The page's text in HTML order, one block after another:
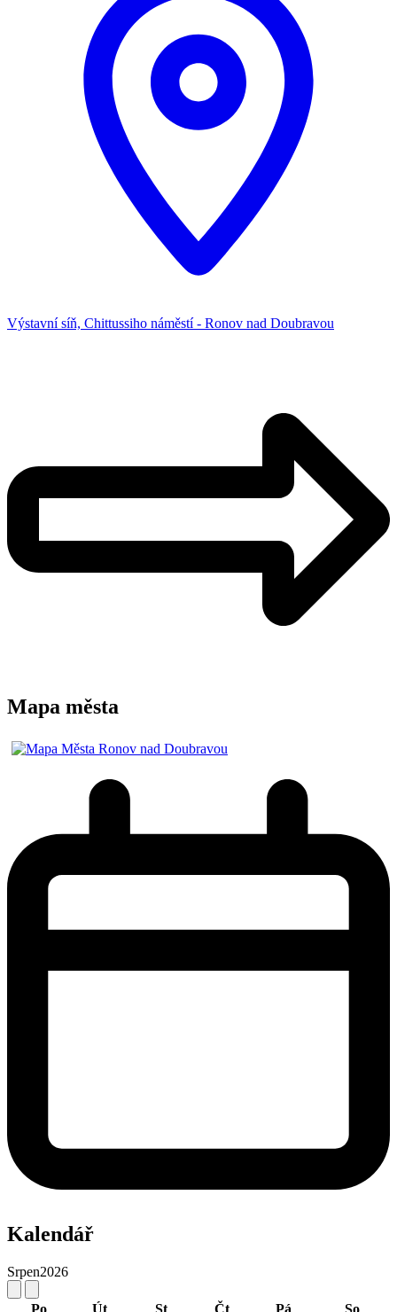
Výstavní síň, Chittussiho náměstí - Ronov nad Doubravou
Mapa města
Kalendář
Srpen2026
Po Út St Čt Pá So